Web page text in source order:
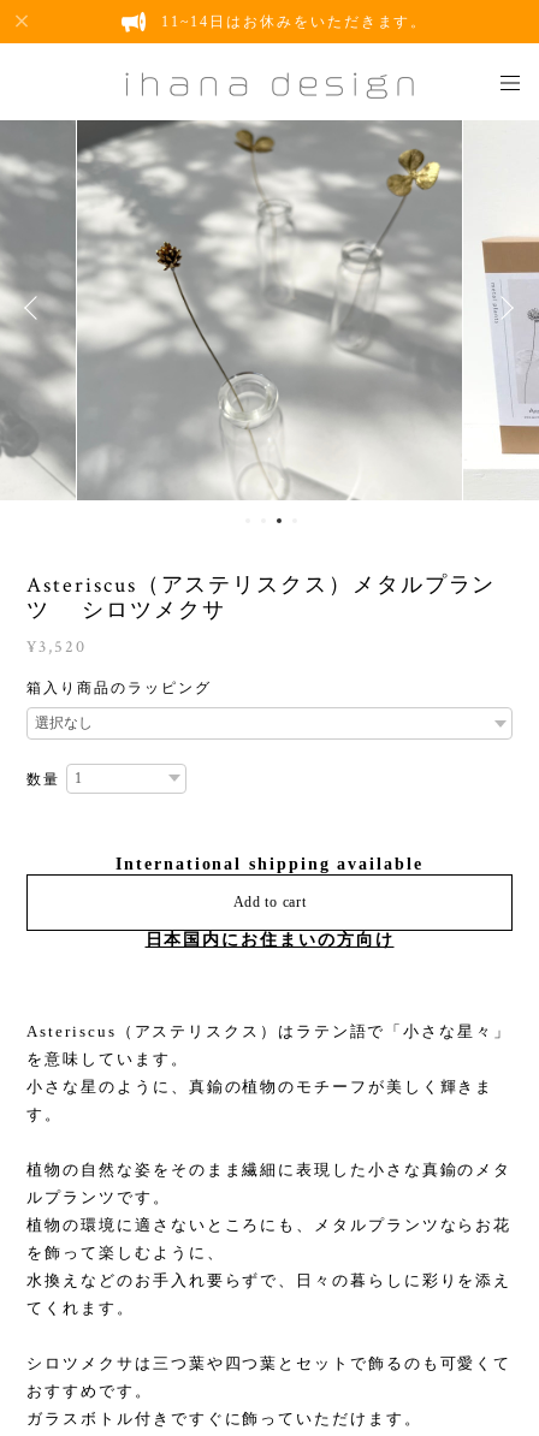
11~14日はお休みをいただきます。
Asteriscus（アステリスクス）メタルプラン
ツ シロツメクサ
¥3,520
箱入り商品のラッピング
数量
International shipping available
Add to cart
日本国内にお住まいの方向け
Asteriscus（アステリスクス）はラテン語で「小さな星々」
を意味しています。
小さな星のように、真鍮の植物のモチーフが美しく輝きま
す。
植物の自然な姿をそのまま繊細に表現した小さな真鍮のメタ
ルプランツです。
植物の環境に適さないところにも、メタルプランツならお花
を飾って楽しむように、
水換えなどのお手入れ要らずで、日々の暮らしに彩りを添え
てくれます。
シロツメクサは三つ葉や四つ葉とセットで飾るのも可愛くて
おすすめです。
ガラスボトル付きですぐに飾っていただけます。